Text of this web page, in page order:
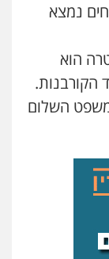
דין
נמצא
הוא
הקורבנות.
משפט השלום